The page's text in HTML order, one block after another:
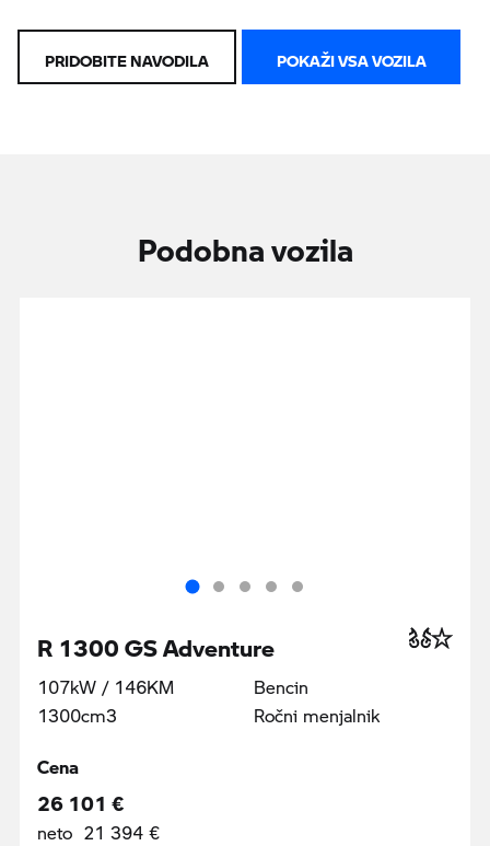
PRIDOBITE NAVODILA POKAŽI VSA VOZILA
Podobna vozila
R 1300 GS Adventure
107kW / 146KM
1300cm3
Bencin
Ročni menjalnik
Cena
26 101 €
neto 21 394 €